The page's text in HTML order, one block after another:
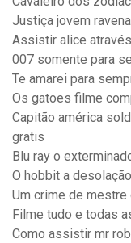
Justiça jovem ravena
Assistir alice
007 somente para
Te amarei para
Os gatoes filme
Capitão américa
gratis
Blu ray o
O hobbit a
Um crime de
Filme tudo e todas
Como assistir mr